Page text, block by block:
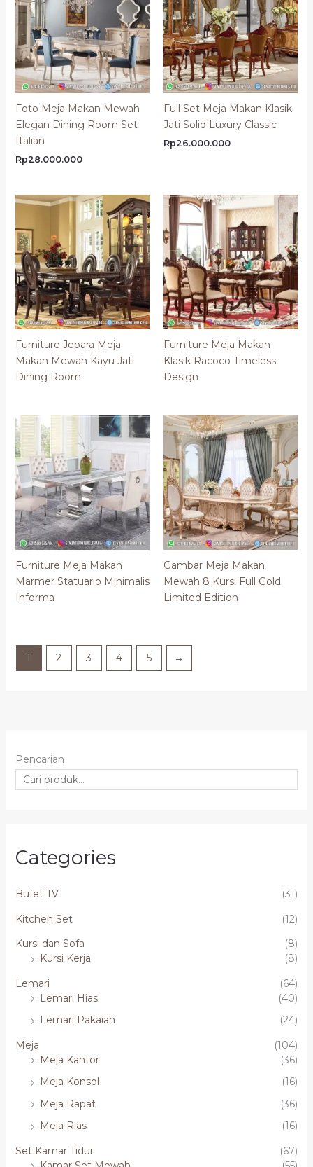
Pencarian
Categories
Bufet TV
(31)
Kitchen Set
(12)
Kursi dan Sofa
(8)
Kursi Kerja
(8)
Lemari
(64)
Lemari Hias
(40)
Lemari Pakaian
(24)
Meja
(104)
Meja Kantor
(36)
Meja Konsol
(16)
Meja Rapat
(36)
Meja Rias
(16)
Set Kamar Tidur
(67)
Foto Meja Makan Mewah
Elegan Dining Room Set
Italian
Rp28.000.000
Full Set Meja Makan Klasik
Jati Solid Luxury Classic
Rp26.000.000
Furniture Jepara Meja
Makan Mewah Kayu Jati
Dining Room
Furniture Meja Makan
Klasik Racoco Timeless
Design
Furniture Meja Makan
Marmer Statuario Minimalis
Informa
Gambar Meja Makan
Mewah 8 Kursi Full Gold
Limited Edition
1 2 3 4 5 →